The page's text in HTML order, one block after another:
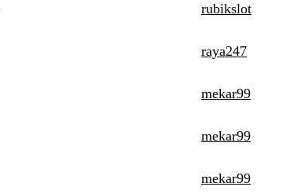
rubikslot
raya247
mekar99
mekar99
mekar99